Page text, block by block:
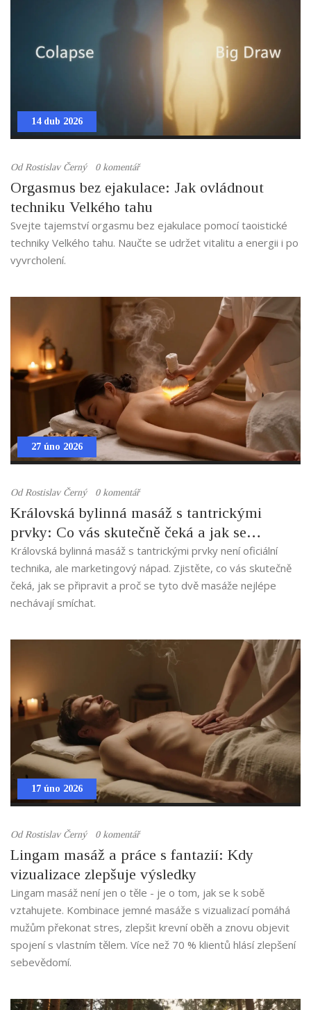
14 dub 2026
OdRostislav Černý 0 komentář
Orgasmus bez ejakulace: Jak ovládnout
techniku Velkého tahu
Svejte tajemství orgasmu bez ejakulace pomocí taoistické
techniky Velkého tahu. Naučte se udržet vitalitu a energii i po
vyvrcholení.
27 úno 2026
Od Rostislav Černý 0 komentář
Královská bylinná masáž s tantrickými
prvky: Co vás skutečně čeká a jak se
připravit
Královská bylinná masáž s tantrickými prvky není oficiální
technika, ale marketingový nápad. Zjistěte, co vás skutečně
čeká, jak se připravit a proč se tyto dvě masáže nejlépe
nechávají smíchat.
17 úno 2026
Od Rostislav Černý 0 komentář
Lingam masáž a práce s fantazií: Kdy
vizualizace zlepšuje výsledky
Lingam masáž není jen o těle - je o tom, jak se k sobě
vztahujete. Kombinace jemné masáže s vizualizací pomáhá
mužům překonat stres, zlepšit krevní oběh a znovu objevit
spojení s vlastním tělem. Více než 70 % klientů hlásí zlepšení
sebevědomí.